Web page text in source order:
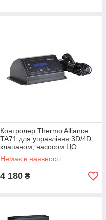
Контролер Thermo Alliance
TA71 для управління 3D/4D
клапаном, насосом ЦО
Немає в наявності
4 180 ₴